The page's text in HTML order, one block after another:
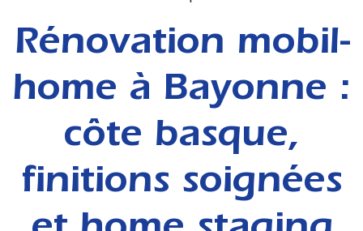
Rénovation mobil-
home à Bayonne :
côte basque,
finitions soignées